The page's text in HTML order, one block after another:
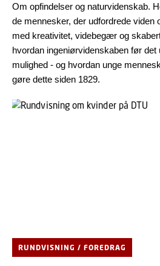
Om opfindelser og naturvidenskab.
de mennesker, der udfordrede viden
med kreativitet, videbegær og
hvordan ingeniørvidenskaben før det
mulighed - og hvordan unge
gøre dette siden 1829.
RUNDVISNING / FOREDRAG